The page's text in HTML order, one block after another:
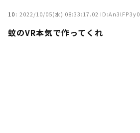
10 : 2022/10/05(水) 08:33:17.02 ID:An3lFP3y0
蚊のVR本気で作ってくれ